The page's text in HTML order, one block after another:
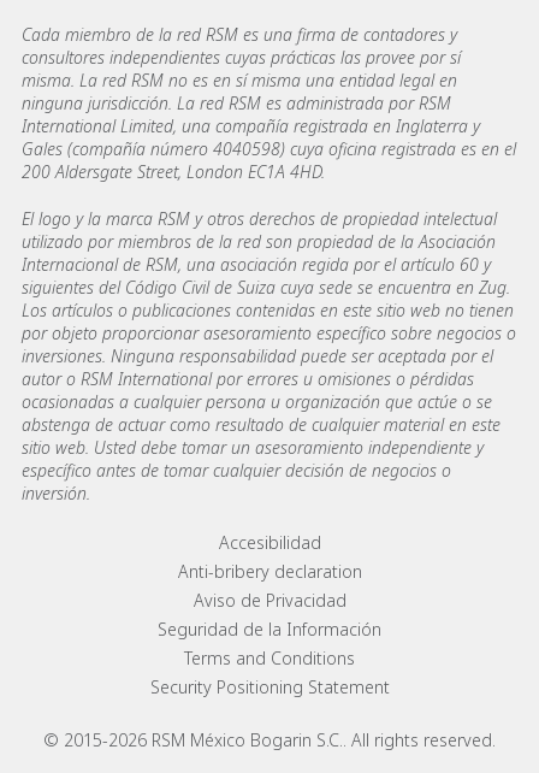
Cada miembro de la red RSM es una firma de contadores y
consultores independientes cuyas prácticas las provee por sí
misma. La red RSM no es en sí misma una entidad legal en
ninguna jurisdicción. La red RSM es administrada por RSM
International Limited, una compañía registrada en Inglaterra y
Gales (compañía número 4040598) cuya oficina registrada es en el
200 Aldersgate Street, London EC1A 4HD.
El logo y la marca RSM y otros derechos de propiedad intelectual
utilizado por miembros de la red son propiedad de la Asociación
Internacional de RSM, una asociación regida por el artículo 60 y
siguientes del Código Civil de Suiza cuya sede se encuentra en Zug.
Los artículos o publicaciones contenidas en este sitio web no tienen
por objeto proporcionar asesoramiento específico sobre negocios o
inversiones. Ninguna responsabilidad puede ser aceptada por el
autor o RSM International por errores u omisiones o pérdidas
ocasionadas a cualquier persona u organización que actúe o se
abstenga de actuar como resultado de cualquier material en este
sitio web. Usted debe tomar un asesoramiento independiente y
específico antes de tomar cualquier decisión de negocios o
inversión.
© 2015-2026 RSM México Bogarin S.C.. All rights reserved.
Footer menu linksAccesibilidad
Anti-bribery declaration
Aviso de Privacidad
Seguridad de la Información
Terms and Conditions
Security Positioning Statement